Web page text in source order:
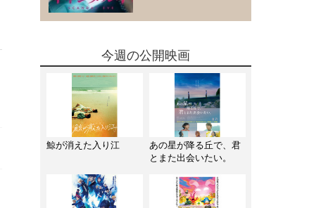
今週の公開映画
鯨が消えた入り江
あの星が降る丘で、君
とまた出会いたい。